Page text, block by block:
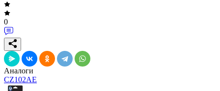
0
Аналоги
CZ102AE